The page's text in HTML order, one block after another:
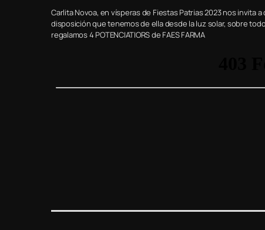
Carlita Novoa, en vísperas de Fiestas Patrias 2023 nos invita
disposición que tenemos de ella desde la luz solar, sobre
regalamos 4 POTENCIATIORS de FAES FARMA